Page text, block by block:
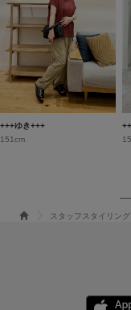
+++ゆき+++
151cm
スタッフスタイリング